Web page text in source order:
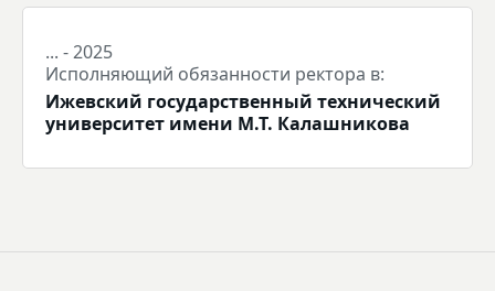
... - 2025
Исполняющий обязанности ректора в:
Ижевский государственный технический
университет имени М.Т. Калашникова